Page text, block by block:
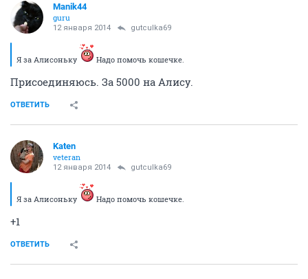
Manik44
guru
12 января 2014 gutculka69
Я за Алисоньку Надо помочь кошечке.
Присоединяюсь. За 5000 на Алису.
ОТВЕТИТЬ
Katen
veteran
12 января 2014 gutculka69
Я за Алисоньку Надо помочь кошечке.
+1
ОТВЕТИТЬ